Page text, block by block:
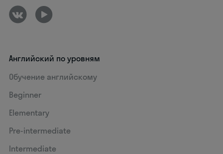
Английский по уровням
Обучение английскому
Beginner
Elementary
Pre-intermediate
Intermediate